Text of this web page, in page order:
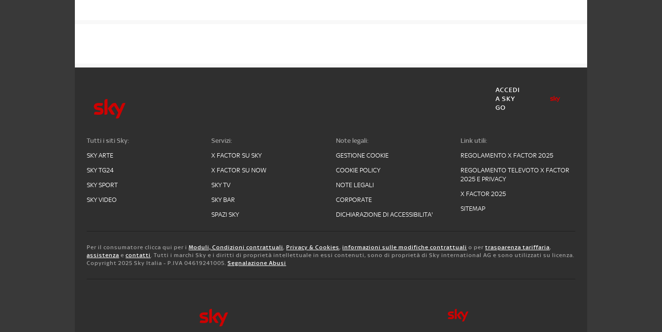
ACCEDI
A SKY
GO
Tutti i siti Sky:
SKY ARTE
SKY TG24
SKY SPORT
SKY VIDEO
Servizi:
X FACTOR SU SKY
X FACTOR SU NOW
SKY TV
SKY BAR
SPAZI SKY
Note legali:
GESTIONE COOKIE
COOKIE POLICY
NOTE LEGALI
CORPORATE
DICHIARAZIONE DI ACCESSIBILITA'
Link utili:
REGOLAMENTO X FACTOR 2025
REGOLAMENTO TELEVOTO X FACTOR
2025 E PRIVACY
X FACTOR 2025
SITEMAP
Per il consumatore clicca qui per i Moduli, Condizioni contrattuali, Privacy & Cookies, informazioni sulle modifiche contrattuali o per trasparenza tariffaria,
assistenza e contatti. Tutti i marchi Sky e i diritti di proprietà intellettuale in essi contenuti, sono di proprietà di Sky international AG e sono utilizzati su licenza.
Copyright 2025 Sky Italia - P.IVA 04619241005. Segnalazione Abusi